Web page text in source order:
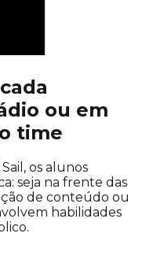
ou em
time
os alunos
seja na frente das
de conteúdo ou
habilidades